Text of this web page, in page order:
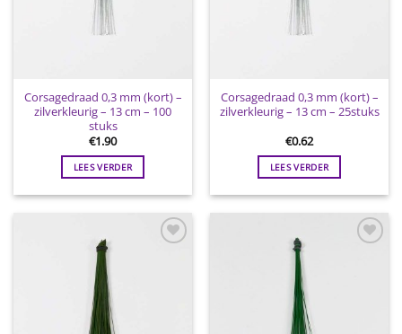
Corsagedraad 0,3 mm (kort) –
zilverkleurig – 13 cm – 100
stuks
€1.90
LEES VERDER
Corsagedraad 0,3 mm (kort) –
zilverkleurig – 13 cm – 25stuks
€0.62
LEES VERDER